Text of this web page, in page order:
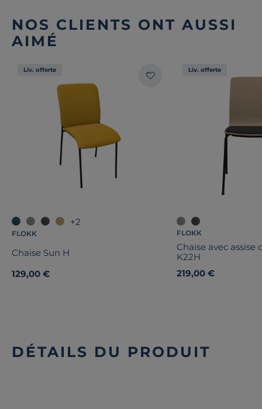
NOS CLIENTS ONT AUSSI
AIMÉ
Liv. offerte
+2
FLOKK
Chaise Sun H
129,00 €
Liv. offerte
FLOKK
Chaise avec
K22H
219,00 €
DÉTAILS DU PRODUIT